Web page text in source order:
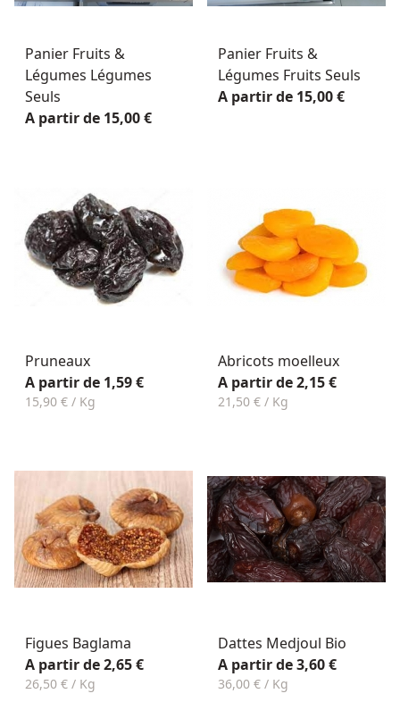
Panier Fruits &
Légumes Légumes
Seuls
A partir de 15,00 €
Panier Fruits &
Légumes Fruits Seuls
A partir de 15,00 €
Pruneaux
A partir de 1,59 €
15,90 € / Kg
Abricots moelleux
A partir de 2,15 €
21,50 € / Kg
Figues Baglama
A partir de 2,65 €
26,50 € / Kg
Dattes Medjoul Bio
A partir de 3,60 €
36,00 € / Kg